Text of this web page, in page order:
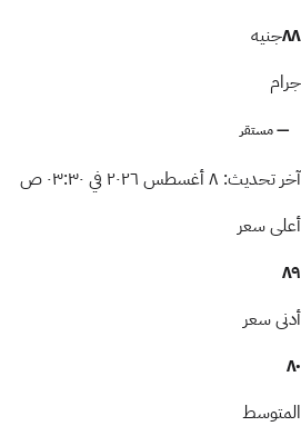
٨٨جنيه
جرام
— مستقر
آخر تحديث: ٨ أغسطس ٢٠٢٦ في ٠٣:٣٠ ص
أعلى سعر
٨٩
أدنى سعر
٨٠
المتوسط